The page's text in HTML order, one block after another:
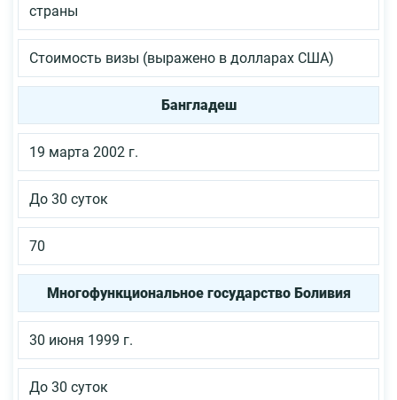
страны
Стоимость визы (выражено в долларах США)
Бангладеш
19 марта 2002 г.
До 30 суток
70
Многофункциональное государство Боливия
30 июня 1999 г.
До 30 суток